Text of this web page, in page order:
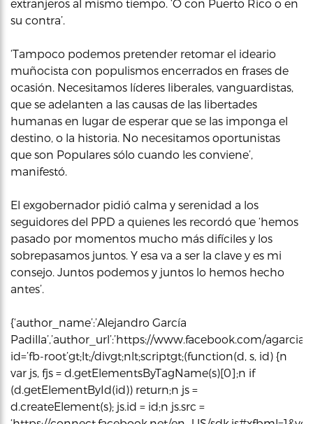
extranjeros al mismo tiempo. ‘O con Puerto Rico o en
su contra’.
‘Tampoco podemos pretender retomar el ideario
muñocista con populismos encerrados en frases de
ocasión. Necesitamos líderes liberales, vanguardistas,
que se adelanten a las causas de las libertades
humanas en lugar de esperar que se las imponga el
destino, o la historia. No necesitamos oportunistas
que son Populares sólo cuando les conviene’,
manifestó.
El exgobernador pidió calma y serenidad a los
seguidores del PPD a quienes les recordó que ‘hemos
pasado por momentos mucho más difíciles y los
sobrepasamos juntos. Y esa va a ser la clave y es mi
consejo. Juntos podemos y juntos lo hemos hecho
antes’.
{‘author_name’:’Alejandro García
Padilla’,’author_url’:’https://www.facebook.com/
id=’fb-root’gt;lt;/divgt;nlt;scriptgt;(function(d, s, id) {n
var js, fjs = d.getElementsByTagName(s)[0];n if
(d.getElementById(id)) return;n js =
d.createElement(s); js.id = id;n js.src =